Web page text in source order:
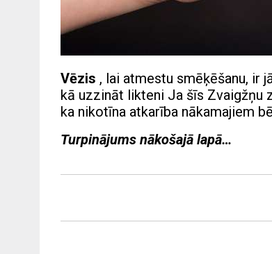
Vēzis , lai atmestu smēķēšanu, ir
kā uzzināt likteni Ja šīs Zvaigžņu
ka nikotīna atkarība nākamajiem
Turpinājums nākošajā lapā…